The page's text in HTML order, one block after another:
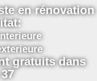
en rénovation
gratuits dans